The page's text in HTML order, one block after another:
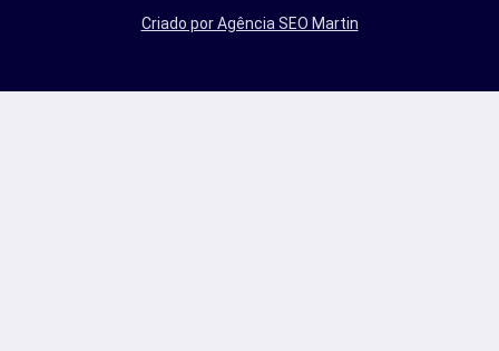
Criado por Agência SEO Martin